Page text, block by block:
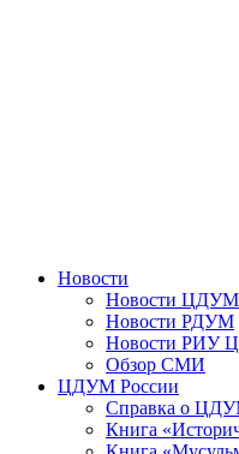
Новости
Новости ЦДУМ
Новости РДУМ
Новости РИУ
Обзор СМИ
ЦДУМ России
Справка о
Книга